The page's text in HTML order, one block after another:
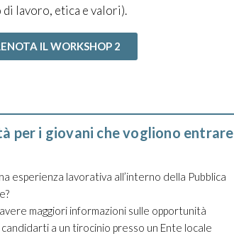
di lavoro, etica e valori).
IL WORKSHOP 2
per i giovani che vogliono entrare
esperienza lavorativa all’interno della Pubblica
maggiori informazioni sulle opportunità
a un tirocinio presso un Ente locale